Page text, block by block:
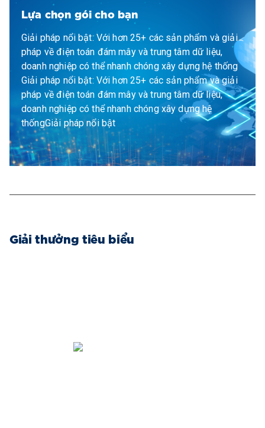
Lựa chọn gói cho bạn
Giải pháp nổi bật: Với hơn 25+ các sản phẩm và giải
pháp về điện toán đám mây và trung tâm dữ liệu,
doanh nghiệp có thể nhanh chóng xây dựng hệ thống
Giải pháp nổi bật: Với hơn 25+ các sản phẩm và giải
pháp về điện toán đám mây và trung tâm dữ liệu,
doanh nghiệp có thể nhanh chóng xây dựng hệ
thốngGiải pháp nổi bật
Giải thưởng tiêu biểu